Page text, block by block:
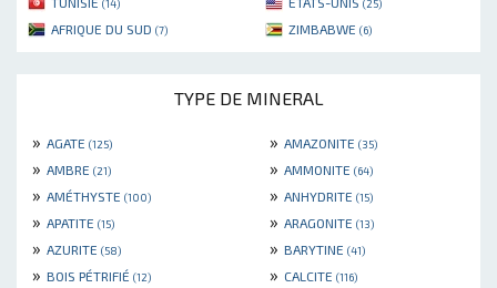
(14) (25)
AFRIQUE DU SUD (7) ZIMBABWE (6)
TYPE DE MINERAL
» AGATE (125) » AMAZONITE (35)
» AMBRE (21) » AMMONITE (64)
» AMÉTHYSTE (100) » ANHYDRITE (15)
» APATITE (15) » ARAGONITE (13)
» AZURITE (58) » BARYTINE (41)
» BOIS PÉTRIFIÉ (12) » CALCITE (116)